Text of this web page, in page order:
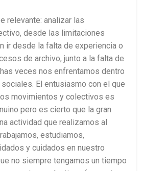
relevante: analizar las
desde las limitaciones
ir desde la falta de experiencia o
de archivo, junto a la falta de
veces nos enfrentamos dentro
El entusiasmo con el que
movimientos y colectivos es
pero es cierto que la gran
actividad que realizamos al
estudiamos,
y cuidados en nuestro
no siempre tengamos un tiempo